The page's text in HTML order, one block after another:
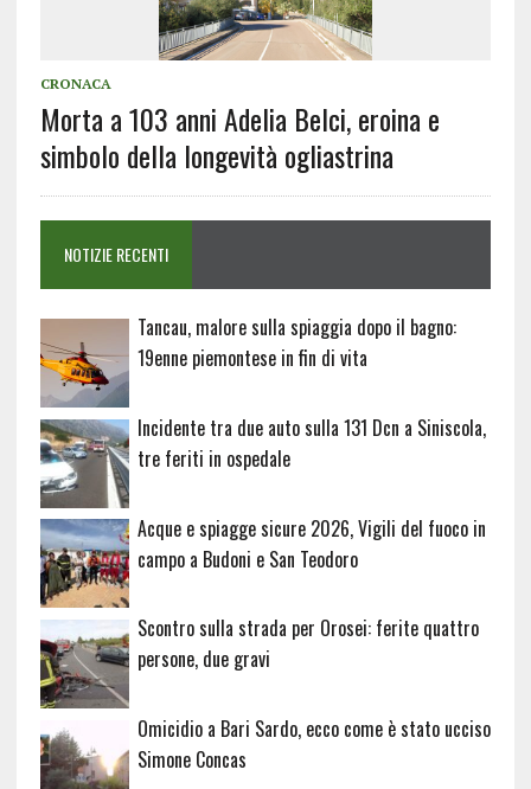
CRONACA
Morta a 103 anni Adelia Belci, eroina e
simbolo della longevità ogliastrina
NOTIZIE RECENTI
Tancau, malore sulla spiaggia dopo il bagno:
19enne piemontese in fin di vita
Incidente tra due auto sulla 131 Dcn a Siniscola,
tre feriti in ospedale
Acque e spiagge sicure 2026, Vigili del fuoco in
campo a Budoni e San Teodoro
Scontro sulla strada per Orosei: ferite quattro
persone, due gravi
Omicidio a Bari Sardo, ecco come è stato ucciso
Simone Concas